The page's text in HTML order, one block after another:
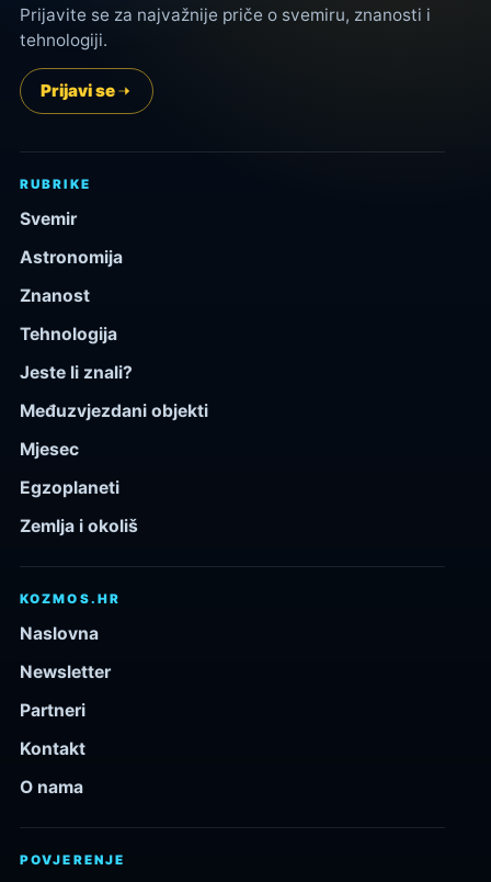
Prijavite se za najvažnije priče o svemiru, znanosti i
tehnologiji.
Prijavi se
RUBRIKE
Svemir
Astronomija
Znanost
Tehnologija
Jeste li znali?
Međuzvjezdani objekti
Mjesec
Egzoplaneti
Zemlja i okoliš
KOZMOS.HR
Naslovna
Newsletter
Partneri
Kontakt
O nama
POVJERENJE